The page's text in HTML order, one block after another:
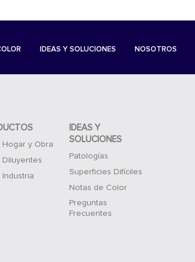
IDEAS Y SOLUCIONES NOSOTROS
Hogar y Obra
Diluyentes
Industria
IDEAS Y
SOLUCIONES
Patologías
Superficies Difíciles
Notas de Color
Preguntas
Frecuentes